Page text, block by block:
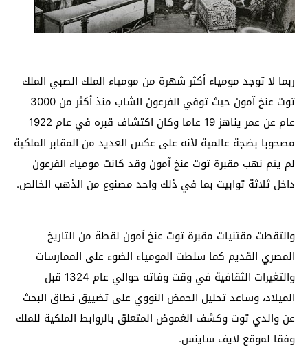
ربما لا توجد مومياء أكثر شهرة من مومياء الملك الصبي الملك
توت عنخ آمون حيث توفي الفرعون الشاب منذ أكثر من 3000
عام عن عمر يناهز 19 عاما وكان اكتشاف قبره في عام 1922
مصحوبا بضجة عالمية لأنه على عكس العديد من المقابر الملكية
لم يتم نهب مقبرة توت عنخ آمون وقد كانت مومياء الفرعون
داخل ثلاثة توابيت بما في ذلك واحد مصنوع من الذهب الخالص.
والتقطت مقتنيات مقبرة توت عنخ آمون لقطة من التاريخ
المصري القديم كما سلطت المومياء الضوء على الممارسات
والتغيرات الثقافية في وقت وفاته حوالي عام 1324 قبل
الميلاد، وساعد تحليل الحمض النووي على تضييق نطاق البحث
عن والدي توت وكشف الغموض المتعلق بالروابط الملكية للملك
وفقا لموقع لايف ساينس.